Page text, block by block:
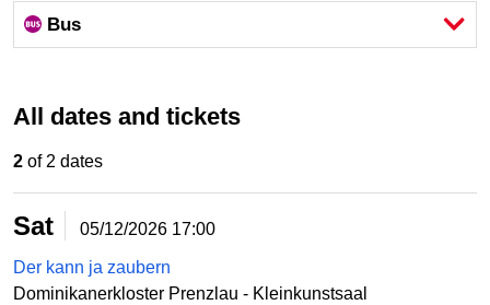
Bus
All dates and tickets
2 of 2 dates
Sat 05/12/2026 17:00
Der kann ja zaubern
Dominikanerkloster Prenzlau - Kleinkunstsaal